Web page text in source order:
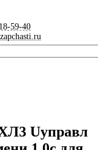
59-40
Uуправл